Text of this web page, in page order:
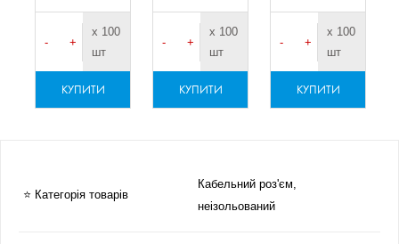
- +
х 100
шт
КУПИТИ
- +
х 100
шт
КУПИТИ
- +
х 100
шт
КУПИТИ
⭐ Категорія товарів
Кабельний роз'єм,
неізольований